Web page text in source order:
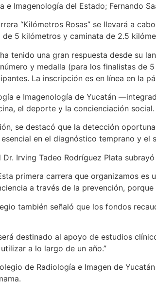
e Imagenología del Estado; Fernando
“Kilómetros Rosas” se llevará a
de 5 kilómetros y caminata de 2.5
tenido una gran respuesta desde su
y medalla (para los finalistas de
La inscripción es en línea en la
e Imagenología de Yucatán
el deporte y la concienciación social.
se destacó que la detección
en el diagnóstico temprano y el
Dr. Irving Tadeo Rodríguez Plata
primera carrera que organizamos
a través de la prevención,
también señaló que los fondos
destinado al apoyo de estudios
a lo largo de un año.”
de Radiología e Imagen de